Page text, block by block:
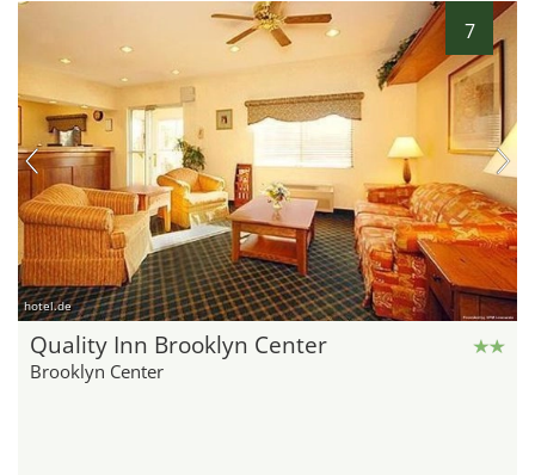
7
hotel.de
Quality Inn Brooklyn Center
Brooklyn Center